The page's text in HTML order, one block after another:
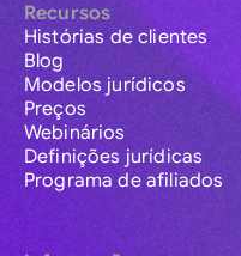
Recursos
Histórias de clientes
Blog
Modelos jurídicos
Preços
Webinários
Definições jurídicas
Programa de afiliados